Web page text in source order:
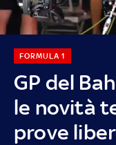
GP del
le novità
prove
FORMULA 1